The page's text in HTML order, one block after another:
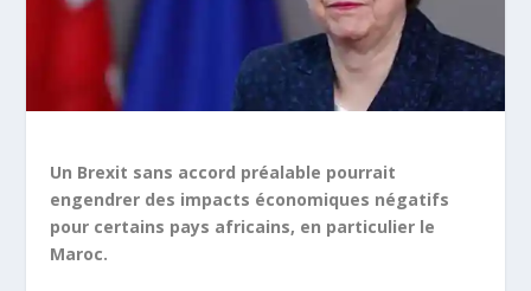
Un Brexit sans accord préalable pourrait
engendrer des impacts économiques négatifs
pour certains pays africains, en particulier le
Maroc.